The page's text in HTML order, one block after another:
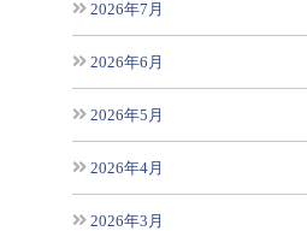
2026年7月
2026年6月
2026年5月
2026年4月
2026年3月